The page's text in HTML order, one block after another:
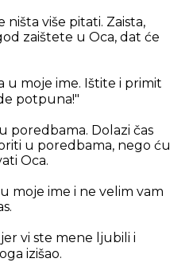
više pitati. Zaista,
zaištete u Oca, dat će
u moje ime. Ištite i primit
potpuna!"
poredbama. Dolazi čas
u poredbama, nego ću
Oca.
moje ime i ne velim vam
vi ste mene ljubili i
izišao.